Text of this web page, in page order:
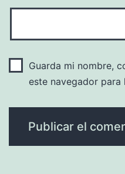
Guarda mi nombre,
este navegador